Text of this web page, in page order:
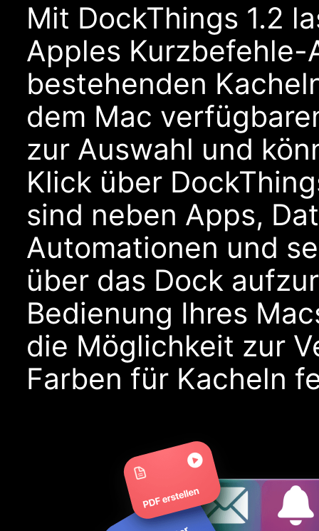
Mit DockThings 1.2
Apples
bestehenden
dem Mac
zur Auswahl und
Klick über
sind neben Apps,
Automationen und
über das Dock
Bedienung Ihres
die Möglichkeit zur
Farben für Kacheln